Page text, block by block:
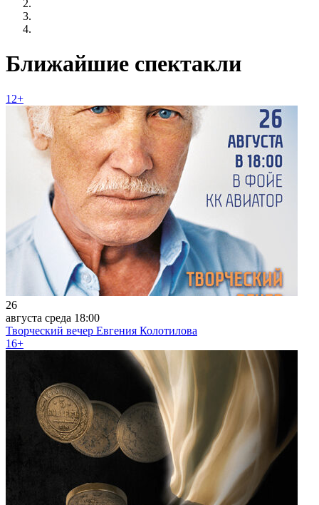
Ближайшие спектакли
12+
26
августа среда 18:00
Творческий вечер Евгения Колотилова
16+